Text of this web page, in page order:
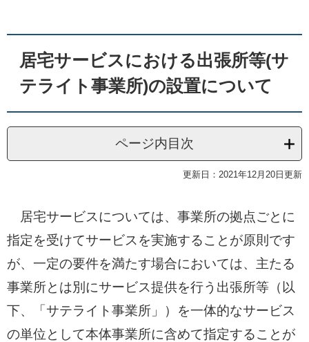
居宅サービスにおける出張所等(サ
テライト事業所)の設置について
ページ内目次
更新日：2021年12月20日更新
居宅サービスについては、事業所の拠点ごとに
指定を受けてサービスを実施することが原則です
が、一定の要件を満たす場合においては、主たる
事業所とは別にサービス提供を行う出張所等（以
下、「サテライト事業所」）を一体的なサービス
の単位として本体事業所に含めて指定することが